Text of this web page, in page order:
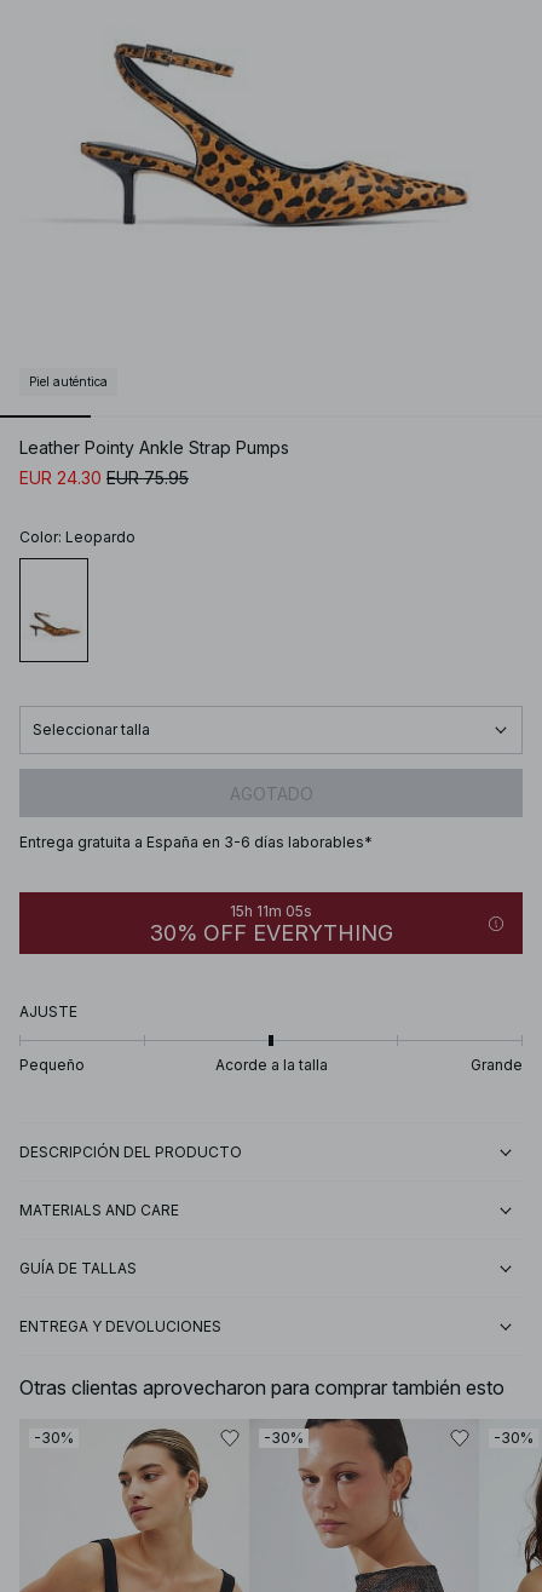
Piel auténtica
Leather Pointy Ankle Strap Pumps
EUR 24.30 EUR 75.95
Color: Leopardo
Seleccionar talla
AGOTADO
Entrega gratuita a España en 3-6 días laborables*
15h 11m 05s
30% OFF EVERYTHING
AJUSTE
Pequeño Acorde a la talla Grande
DESCRIPCIÓN DEL PRODUCTO
MATERIALS AND CARE
GUÍA DE TALLAS
ENTREGA Y DEVOLUCIONES
Otras clientas aprovecharon para comprar también esto
-30% -30% -30%